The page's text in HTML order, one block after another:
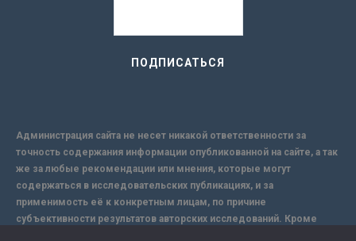
Администрация сайта не несет никакой ответственности за
точность содержания информации опубликованной на сайте, а так
же за любые рекомендации или мнения, которые могут
содержаться в исследовательских публикациях, и за
применимость её к конкретным лицам, по причине
субъективности результатов авторских исследований. Кроме